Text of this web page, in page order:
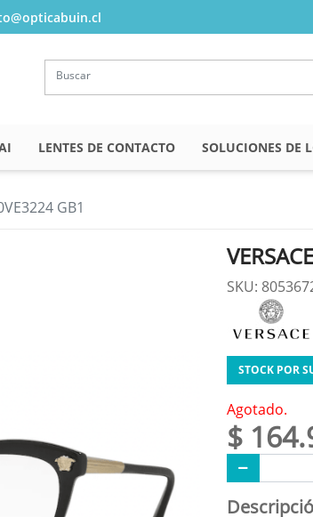
LENTES DE CONTACTO SOLUCIONES DE
GB1
SKU:
STOCK POR
Agotado.
$